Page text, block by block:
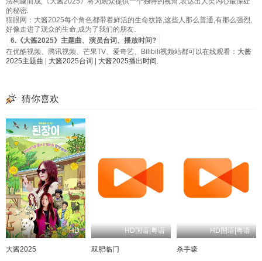
的秘密.
猫眼网：大酱2025每个角色都带着鲜活的生命纹路,这些人那么普通,有那么强烈,
好像走进了观众的生命,成为了我们的朋友.
6.《大酱2025》主题曲、演员台词、播放时间?
在优酷视频、腾讯视频、芒果TV、爱奇艺、Bilibili视频站都可以在线观看： 大酱
2025主题曲
大酱2025台词 大酱2025播出时间 .
猜你喜欢
HD
大酱2025
HD国语|粤语
双肥临门
HD国语|粤语
杀手壕